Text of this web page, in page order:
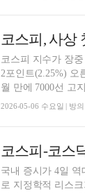
코스피 지수가 장
2포인트(2.25%) 오
월 만에 7000선 고
2026-05-06 수요일 | 방
코스피-코스
국내 증시가 4일
로 지정학적 리스